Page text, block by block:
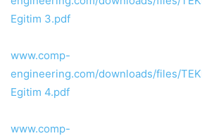
Egitim 3.pdf
www.comp-
engineering.com/downloads/files/
Egitim 4.pdf
www.comp-